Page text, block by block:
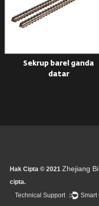
Sekrup barel ganda
datar
Hak Cipta © 2021Zhejiang
cipta.
Technical Support ： Smart